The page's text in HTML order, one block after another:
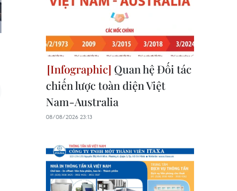
Quan hệ Đối tác
chiến lược toàn diện Việt
Nam-Australia
08/08/2026 23:13